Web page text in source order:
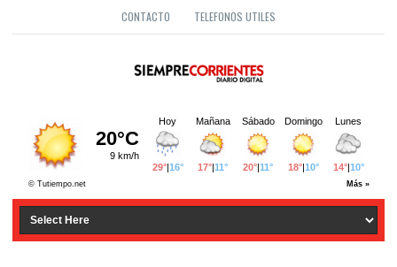
CONTACTO TELEFONOS UTILES